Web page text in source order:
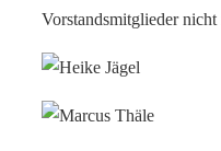
Vorstandsmitglieder